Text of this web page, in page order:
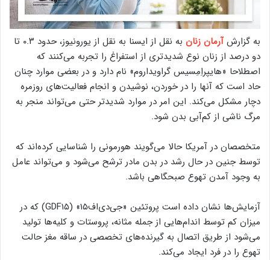
به گزارشآرمان زنان
به نقل از ایسنا به نقل از یورونیوز، حدود ۰.۳ تا
دو درصد از زنان نوع شدیدتری از استفراغ را تجربه می‌کنند که
اصطلاحا «هایپراِمِسیس گراویداروم» نام دارد و در بعضی موارد چنان
حاد است که آنها را در خوردن، نوشیدن و انجام فعالیت‌های روزمره
دچار مشکل می‌کند. این امر در موارد شدیدتر حتی می‌تواند منجر به
مرگ ناشی از کم‌آبی بدن شود.
متخصصان در آمریکا حالا می‌گویند هورمونی را شناسایی کرده‌اند که
توسط جنین در حال رشد در بدن مادر ترشح می‌شود و می‌تواند عامل
به وجود آمدن تهوع صبحگاهی باشد.
آزمایش‌ها نشان داده است پروتئین «جی‌دی‌اف۱۵» (GDF۱۵) که در
میزان کم توسط اندام‌هایی از جمله مثانه، پروستات و کلیه‌ها تولید
می‌شود از طریق اتصال به گیرنده‌های تخصصی در ساقه مغز حالت
تهوع را در فرد ایجاد می‌کند.